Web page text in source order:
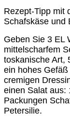
Rezept-Tipp mit
Schafskäse und
Geben Sie 3 EL
mittelscharfem
toskanische Art,
ein hohes
cremigen
einen Salat aus:
Packungen
Petersilie.